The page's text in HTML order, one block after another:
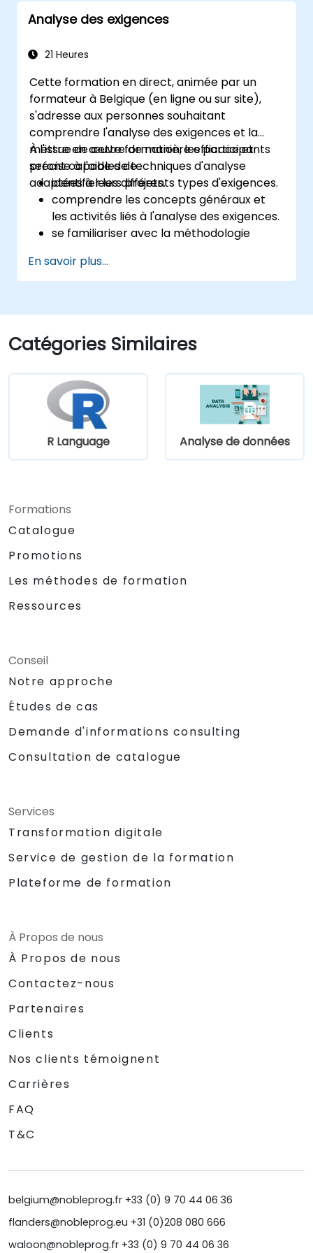
Pour résumer, il permet aux utilisateurs de
créer, éditer, visualiser, analyser et publier des
Linux et BSD.
même de créer votre propre plugin Python
autour d'une fonctionnalité SIG particulière.
Analyse des exigences
21 Heures
Cette formation en direct, animée par un
formateur à Belgique (en ligne ou sur site),
s'adresse aux personnes souhaitant
comprendre l'analyse des exigences et la
mettre en œuvre de manière efficace et
précise à l'aide de techniques d'analyse
adaptées à leurs projets.
À l'issue de cette formation, les participants
seront capables de :
identifier les différents types d'exigences.
comprendre les concepts généraux et
les activités liés à l'analyse des exigences.
se familiariser avec la méthodologie
utiliser avantageusement différentes
techniques d'analyse des exigences.
communiquer efficacement avec les
architectes et les développeurs grâce à
un processus itératif de recueil des
En savoir plus...
Catégories Similaires
R Language Analyse de données
Formations
Catalogue
Promotions
Les méthodes de formation
Ressources
Conseil
Notre approche
Études de cas
Demande d'informations consulting
Consultation de catalogue
Services
Transformation digitale
Service de gestion de la formation
Plateforme de formation
À Propos de nous
À Propos de nous
Contactez-nous
Partenaires
Clients
Nos clients témoignent
Carrières
FAQ
T&C
belgium@nobleprog.fr +33 (0) 9 70 44 06 36
flanders@nobleprog.eu +31 (0)208 080 666
waloon@nobleprog.fr +33 (0) 9 70 44 06 36